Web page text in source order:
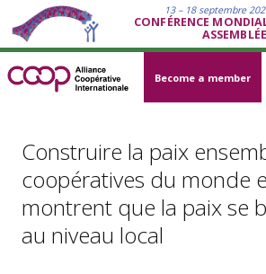
13 – 18 septembre
CONFÉRENCE
Become a member
Construire la paix
coopératives du monde
montrent que la paix se
au niveau local